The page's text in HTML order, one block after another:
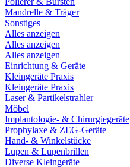
Mandrelle & Träger
Sonstiges
Alles anzeigen
Alles anzeigen
Alles anzeigen
Einrichtung & Geräte
Kleingeräte Praxis
Kleingeräte Praxis
Laser & Partikelstrahler
Möbel
Implantologie- & Chirurgiegeräte
Prophylaxe & ZEG-Geräte
Hand- & Winkelstücke
Lupen & Lupenbrillen
Diverse Kleingeräte